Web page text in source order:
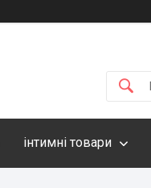
інтимні товари